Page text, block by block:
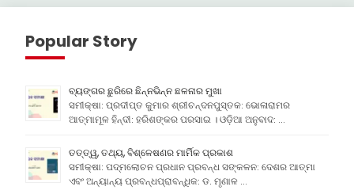
Popular Story
ବ୍ୟଙ୍ଗର ଛୁରିରେ ଛିନ୍ନଭିନ୍ନ ଛଳନାର ମୁଖା
ସମୀକ୍ଷା: ପ୍ରଦୀପ୍ତ କୁମାର ଶ୍ରୀଚନ୍ଦନପୁସ୍ତକ: ଭୋଳାରାମର
ଆତ୍ମାମୂଳ ହିନ୍ଦୀ: ହରିଶଙ୍କର ପରସାଇ । ଓଡ଼ିଆ ଅନୁବାଦ: …
ତତ୍ତ୍ୱ, ତଥ୍ୟ, ବିଶ୍ଳେଷଣର ମାର୍ମିକ ପ୍ରକାଶ
ସମୀକ୍ଷା: ପଦ୍ମଲୋଚନ ପ୍ରଧାନ ପ୍ରବନ୍ଧ ସଙ୍କଳନ: ଦେଶର ଆତ୍ମା
ଏବଂ ଅନ୍ୟାନ୍ୟ ପ୍ରବନ୍ଧପ୍ରାବନ୍ଧିକ: ଡ. ମୃଣାଳ …